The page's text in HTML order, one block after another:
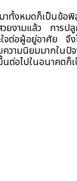
ทั้งหมดก็เป็นข้อพิ
ยงามแล้ว การป
ต่อผู้อยู่อาศัย จึง
วามนิยมมากในปั
ต่อไปในอนาคตก็